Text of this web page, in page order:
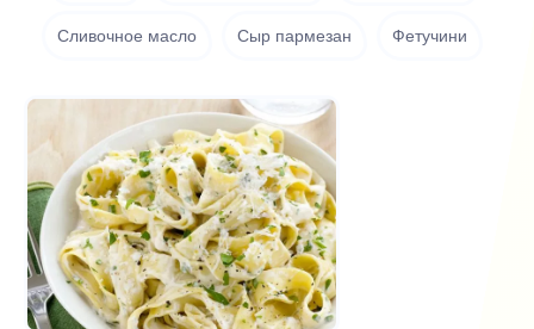
Сливочное масло Сыр пармезан Фетучини